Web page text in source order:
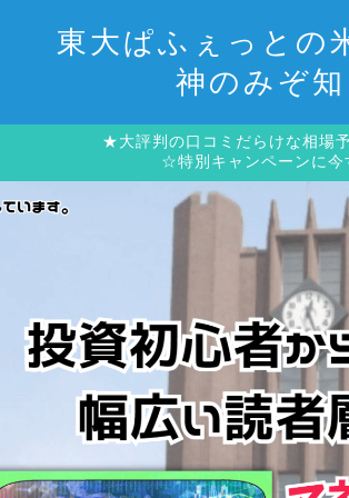
東大ぱふぇっとの
神のみぞ
★大評判の口コミだらけな相場
☆特別キャンペーンに